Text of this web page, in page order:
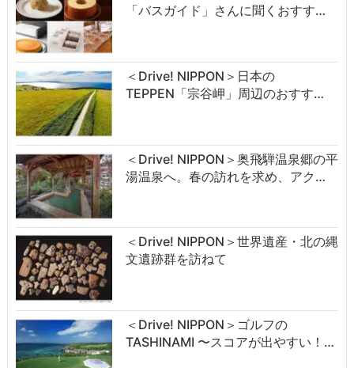
「バスガイド」さんに聞くおすす…
＜Drive! NIPPON＞日本の
TEPPEN「宗谷岬」周辺のおすす…
＜Drive! NIPPON＞奥飛騨温泉郷の平
湯温泉へ。春の訪れを求め、アク…
＜Drive! NIPPON＞世界遺産・北の縄
文遺跡群を訪ねて
＜Drive! NIPPON＞ゴルフの
TASHINAMI 〜スコアが出やすい！…